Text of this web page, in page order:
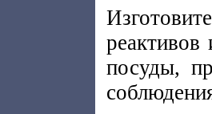
реактивов
посуды,